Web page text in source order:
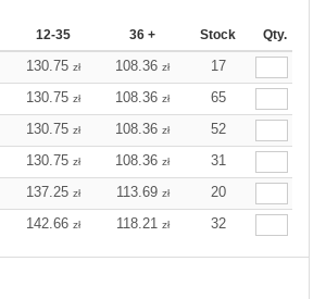
12-35 36 + Stock Qty.
130.75 zł 108.36 zł
17
130.75 zł 108.36 zł
65
130.75 zł 108.36 zł
52
130.75 zł 108.36 zł
31
137.25 zł 113.69 zł
20
142.66 zł 118.21 zł 32